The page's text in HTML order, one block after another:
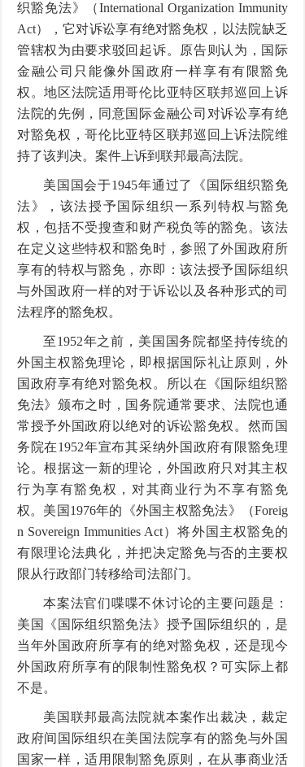
织豁免法》（International Organization Immunity
Act），它对诉讼享有绝对豁免权，以法院缺乏
管辖权为由要求驳回起诉。原告则认为，国际
金融公司只能像外国政府一样享有有限豁免
权。地区法院适用哥伦比亚特区联邦巡回上诉
法院的先例，同意国际金融公司对诉讼享有绝
对豁免权，哥伦比亚特区联邦巡回上诉法院维
持了该判决。案件上诉到联邦最高法院。
美国国会于1945年通过了《国际组织豁免
法》，该法授予国际组织一系列特权与豁免
权，包括不受搜查和财产税负等的豁免。该法
在定义这些特权和豁免时，参照了外国政府所
享有的特权与豁免，亦即：该法授予国际组织
与外国政府一样的对于诉讼以及各种形式的司
法程序的豁免权。
至1952年之前，美国国务院都坚持传统的
外国主权豁免理论，即根据国际礼让原则，外
国政府享有绝对豁免权。所以在《国际组织豁
免法》颁布之时，国务院通常要求、法院也通
常授予外国政府以绝对的诉讼豁免权。然而国
务院在1952年宣布其采纳外国政府有限豁免理
论。根据这一新的理论，外国政府只对其主权
行为享有豁免权，对其商业行为不享有豁免
权。美国1976年的《外国主权豁免法》（Foreig
n Sovereign Immunities Act）将外国主权豁免的
有限理论法典化，并把决定豁免与否的主要权
限从行政部门转移给司法部门。
本案法官们喋喋不休讨论的主要问题是：
美国《国际组织豁免法》授予国际组织的，是
当年外国政府所享有的绝对豁免权，还是现今
外国政府所享有的限制性豁免权？可实际上都
不是。
美国联邦最高法院就本案作出裁决，裁定
政府间国际组织在美国法院享有的豁免与外国
国家一样，适用限制豁免原则，在从事商业活